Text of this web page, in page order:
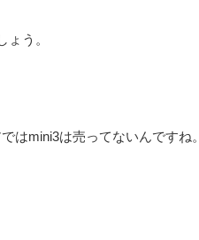
う。
はmini3は売ってないんですね。